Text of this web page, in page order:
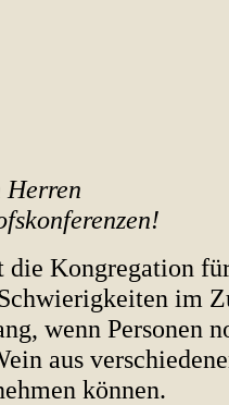
Herren
die Kongregation
im
wenn Personen
aus
können.